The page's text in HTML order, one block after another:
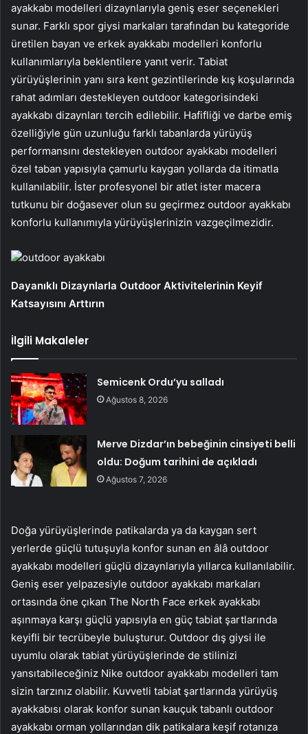
ayakkabı modelleri dizaynlarıyla geniş eser seçenekleri
sunar. Farklı spor giysi markaları tarafından bu kategoride
üretilen bayan ve erkek ayakkabı modelleri konforlu
kullanımlarıyla beklentilere yanıt verir. Tabiat
yürüyüşlerinin yanı sıra kent gezintilerinde kış koşularında
rahat adımları destekleyen outdoor kategorisindeki
ayakkabı dizaynları tercih edilebilir. Hafifliği ve darbe emiş
özelliğiyle gün uzunluğu farklı tabanlarda yürüyüş
performansını destekleyen outdoor ayakkabı modelleri
özel taban yapısıyla çamurlu kaygan yollarda da itimatla
kullanılabilir. İster profesyonel bir atlet ister macera
tutkunu bir doğasever olun su geçirmez outdoor ayakkabı
konforlu kullanımıyla yürüyüşlerinizin vazgeçilmezidir.
outdoor ayakkabı
Dayanıklı Dizaynlarla Outdoor Aktivitelerinin Keyif
Katsayısını Arttırın
İlgili Makaleler
Semicenk Ordu’yu salladı
Ağustos 8, 2026
Merve Dizdar’ın bebeğinin cinsiyeti belli
oldu: Doğum tarihini de açıkladı
Ağustos 7, 2026
Doğa yürüyüşlerinde patikalarda ya da kaygan sert
yerlerde güçlü tutuşuyla konfor sunan en âlâ outdoor
ayakkabı modelleri güçlü dizaynlarıyla yıllarca kullanılabilir.
Geniş eser yelpazesiyle outdoor ayakkabı markaları
ortasında öne çıkan The North Face erkek ayakkabı
aşınmaya karşı güçlü yapısıyla en güç tabiat şartlarında
keyifli bir tecrübeyle buluşturur. Outdoor dış giysi ile
uyumlu olarak tabiat yürüyüşlerinde de stilinizi
yansıtabileceğiniz Nike outdoor ayakkabı modelleri tam
sizin tarzınız olabilir. Kuvvetli tabiat şartlarında yürüyüş
ayakkabısı olarak konfor sunan kauçuk tabanlı outdoor
ayakkabı orman yollarından dik patikalara keşif rotanıza